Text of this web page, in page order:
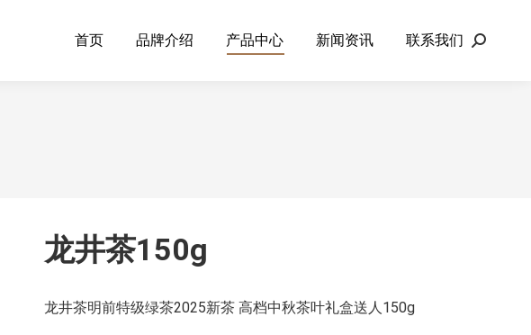
首页 品牌介绍 产品中心 新闻资讯 联系我们 Search:
龙井茶150g
龙井茶明前特级绿茶2025新茶 高档中秋茶叶礼盒送人150g